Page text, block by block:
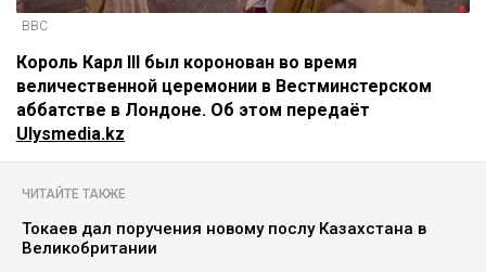
BBC
Король Карл III был коронован во время
величественной церемонии в Вестминстерском
аббатстве в Лондоне. Об этом передаёт
Ulysmedia.kz
ЧИТАЙТЕ ТАКЖЕ
Токаев дал поручения новому послу Казахстана в
Великобритании